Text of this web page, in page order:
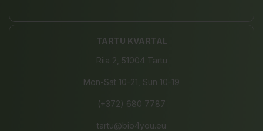
TARTU KVARTAL
Riia 2, 51004 Tartu
Mon-Sat 10-21, Sun 10-19
(+372) 680 7787
tartu@bio4you.eu